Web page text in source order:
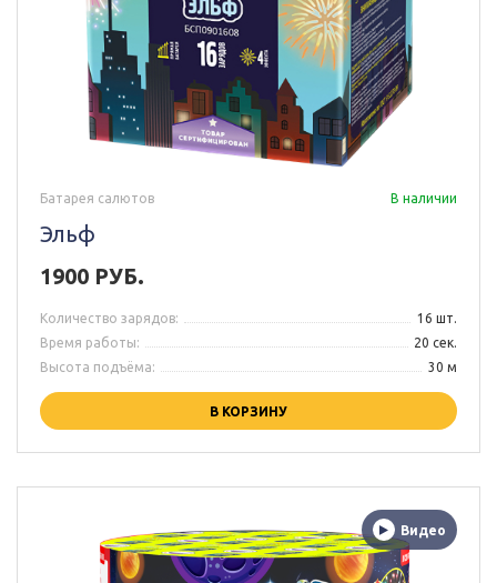
Батарея салютов В наличии
Эльф
1900 РУБ.
Количество зарядов:
16 шт.
Время работы:
20 сек.
Высота подъёма:
30 м
В КОРЗИНУ
Видео